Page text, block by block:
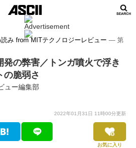
み from MITテクノロジーレビュー ― 第
発の弊害／トンガ噴火で浮き
の脆弱さ
ュー編集部
2022年01月31日 11時00分更新
お気に入り